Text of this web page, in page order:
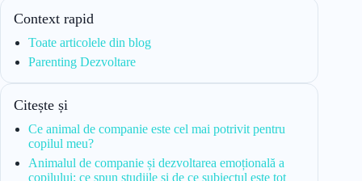
Context rapid
Toate articolele din blog
Parenting Dezvoltare
Citește și
Ce animal de companie este cel mai potrivit pentru
copilul meu?
Animalul de companie și dezvoltarea emoțională a
copilului: ce spun studiile și de ce subiectul este tot